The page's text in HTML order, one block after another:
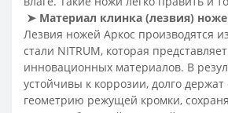
➤ Материал клинка (лезвия)
Лезвия ножей Аркос производятся
стали NITRUM, которая
инновационных материалов. В
устойчивы к коррозии, долго держат
геометрию режущей кромки,